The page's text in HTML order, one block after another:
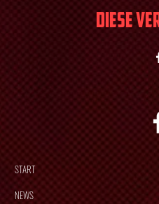
Diese
START
NEWS